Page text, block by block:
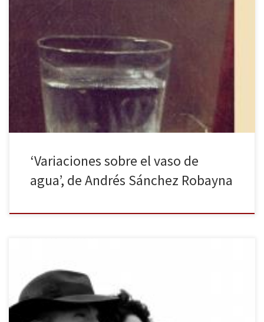
¿Un libro sobre un vaso de agua? Partiendo de su imagen en
cuadros y de sus alusiones simbólicas en la poesía, Andrés
Sánchez Robayna reflexiona en este libro sobre la presencia de
este motivo en la pintura y la literatura. Puede resultar a primera
vista chocante y hasta incluso extravagante […]
‘Variaciones sobre el vaso de
agua’, de Andrés Sánchez Robayna
A Remedios Varó. A tantas mujeres olvidadas por la Historia.
Leonora es una novela en palabras de su autora, Elena
Poniatowska. No se trata de una autobiografía ni de un tratado de